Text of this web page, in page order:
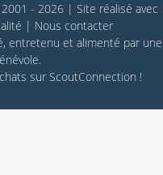
- 2026 | Site réalisé avec
| Nous contacter
entretenu et alimenté par une
sur ScoutConnection !